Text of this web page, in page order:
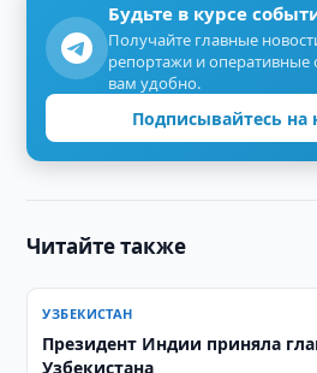
Будьте в курсе
Получайте главные
репортажи и оперативные
вам удобно.
Подписывайтесь на
Читайте также
УЗБЕКИСТАН
Президент Индии приняла
Узбекистана